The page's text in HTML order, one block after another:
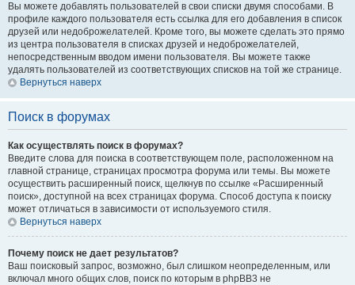
Вы можете добавлять пользователей в свои списки двумя способами. В
профиле каждого пользователя есть ссылка для его добавления в список
друзей или недоброжелателей. Кроме того, вы можете сделать это прямо
из центра пользователя в списках друзей и недоброжелателей,
непосредственным вводом имени пользователя. Вы можете также
удалять пользователей из соответствующих списков на той же странице.
Вернуться наверх
Поиск в форумах
Как осуществлять поиск в форумах?
Введите слова для поиска в соответствующем поле, расположенном на
главной странице, страницах просмотра форума или темы. Вы можете
осуществить расширенный поиск, щелкнув по ссылке «Расширенный
поиск», доступной на всех страницах форума. Способ доступа к поиску
может отличаться в зависимости от используемого стиля.
Вернуться наверх
Почему поиск не дает результатов?
Ваш поисковый запрос, возможно, был слишком неопределенным, или
включал много общих слов, поиск по которым в phpBB3 не